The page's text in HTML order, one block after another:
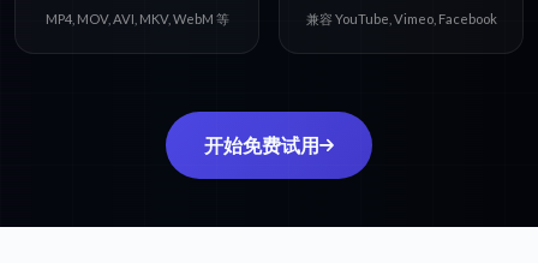
MP4, MOV, AVI, MKV, WebM 等 兼容 YouTube, Vimeo, Facebook
开始免费试用